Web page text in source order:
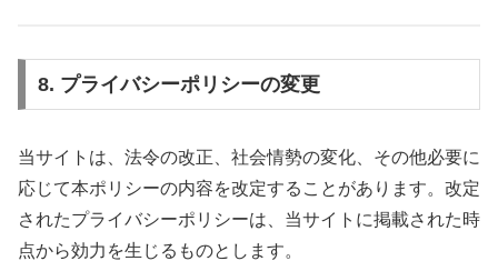
8. プライバシーポリシーの変更
当サイトは、法令の改正、社会情勢の変化、その他必要に
応じて本ポリシーの内容を改定することがあります。改定
されたプライバシーポリシーは、当サイトに掲載された時
点から効力を生じるものとします。